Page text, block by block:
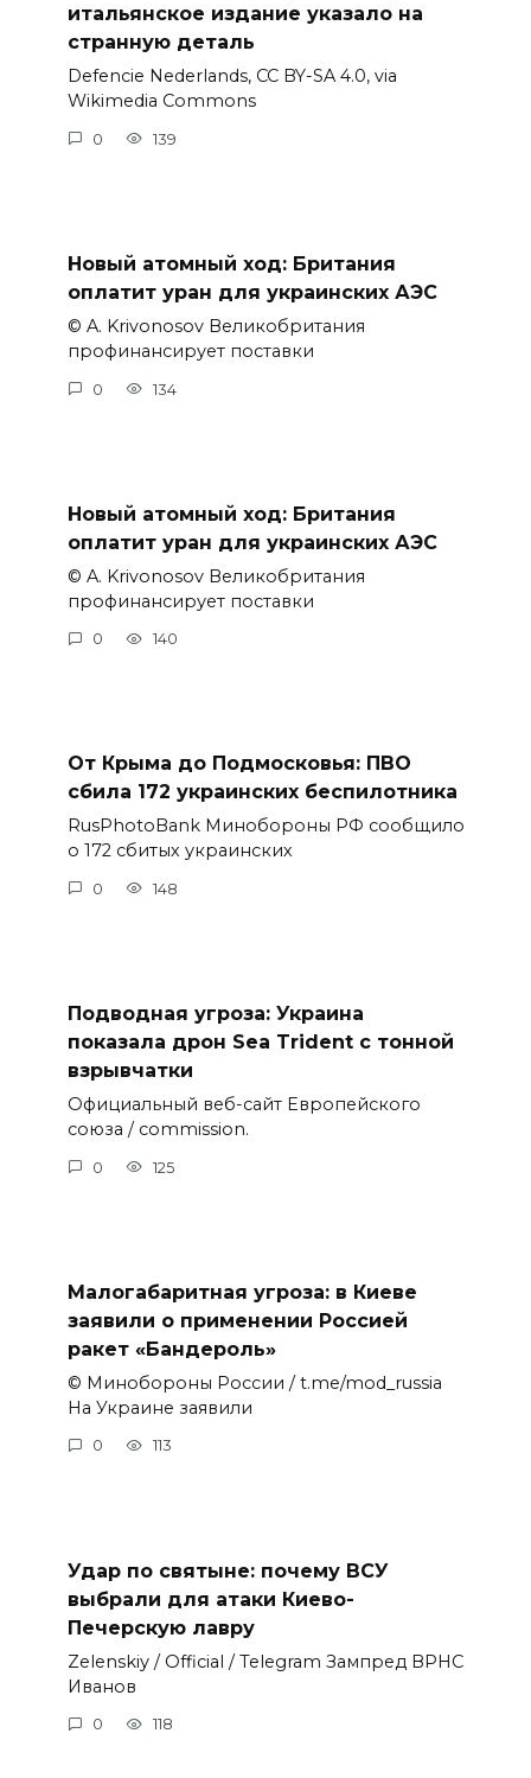
итальянское издание указало на
странную деталь
Defencie Nederlands, CC BY-SA 4.0, via
Wikimedia Commons
0 139
Новый атомный ход: Британия
оплатит уран для украинских АЭС
© A. Krivonosov Великобритания
профинансирует поставки
0 134
Новый атомный ход: Британия
оплатит уран для украинских АЭС
© A. Krivonosov Великобритания
профинансирует поставки
0 140
От Крыма до Подмосковья: ПВО
сбила 172 украинских беспилотника
RusPhotoBank Минобороны РФ сообщило
о 172 сбитых украинских
0 148
Подводная угроза: Украина
показала дрон Sea Trident с тонной
взрывчатки
Официальный веб-сайт Европейского
союза / commission.
0 125
Малогабаритная угроза: в Киеве
заявили о применении Россией
ракет «Бандероль»
© Минобороны России / t.me/mod_russia
На Украине заявили
0 113
Удар по святыне: почему ВСУ
выбрали для атаки Киево-
Печерскую лавру
Zеlеnskiу / Оfficiаl / Telegram Зампред ВРНС
Иванов
0 118